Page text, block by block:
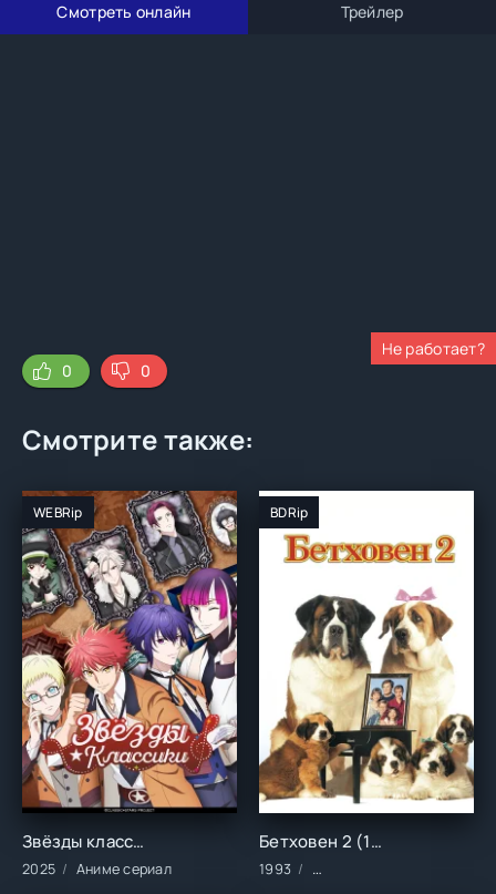
Смотреть онлайн Трейлер
Не работает?
0
0
Смотрите также:
WEBRip
Звёзды классики (2025)
2025 Аниме сериал
BDRip
Бетховен 2 (1993)
1993 Фильмы/Зарубежные/